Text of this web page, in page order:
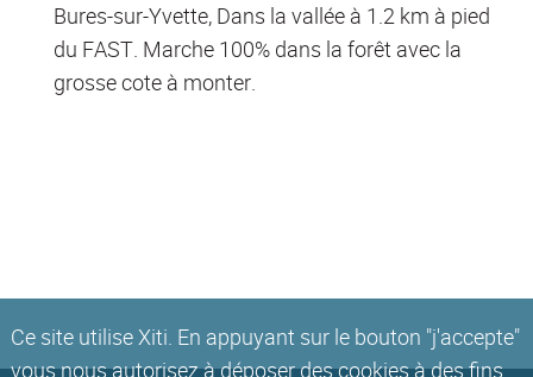
Ce site utilise Xiti. En appuyant sur le bouton "j'accepte"
vous nous autorisez à déposer des cookies à des fins
Bures-sur-Yvette, Dans la vallée à 1.2 km à pied
du FAST. Marche 100% dans la forêt avec la
grosse cote à monter.